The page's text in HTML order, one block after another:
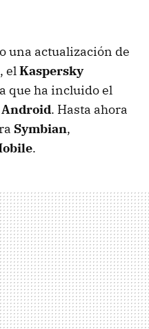
una actualización de
elKaspersky
que ha incluido el
Android. Hasta ahora
Symbian,
.